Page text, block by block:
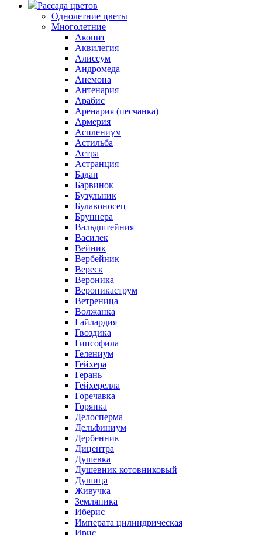
Рассада цветов
Однолетние цветы
Многолетние
Аконит
Аквилегия
Алиссум
Андромеда
Анемона
Антенария
Арабис
Аренария (песчанка)
Армерия
Асплениум
Астильба
Астра
Астранция
Бадан
Барвинок
Бузульник
Булавоносец
Бруннера
Вальдштейния
Василек
Вейник
Вербейник
Вереск
Вероника
Вероникаструм
Ветреница
Волжанка
Гайлардия
Гвоздика
Гипсофила
Гелениум
Гейхера
Герань
Гейхерелла
Горечавка
Горянка
Делосперма
Дельфиниум
Дербенник
Дицентра
Душевка
Душевник котовниковый
Душица
Живучка
Земляника
Иберис
Императа цилиндрическая
Ирис